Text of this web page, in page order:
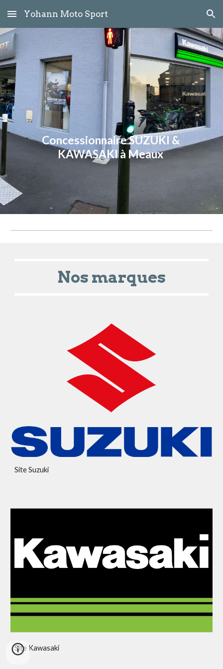
Skip to main content Skip to navigation
Yohann Moto Sport
Concessionnaire SUZUKI &
KAWASAKI à Meaux
Nos marques
Site Suzuki
Site Kawasaki